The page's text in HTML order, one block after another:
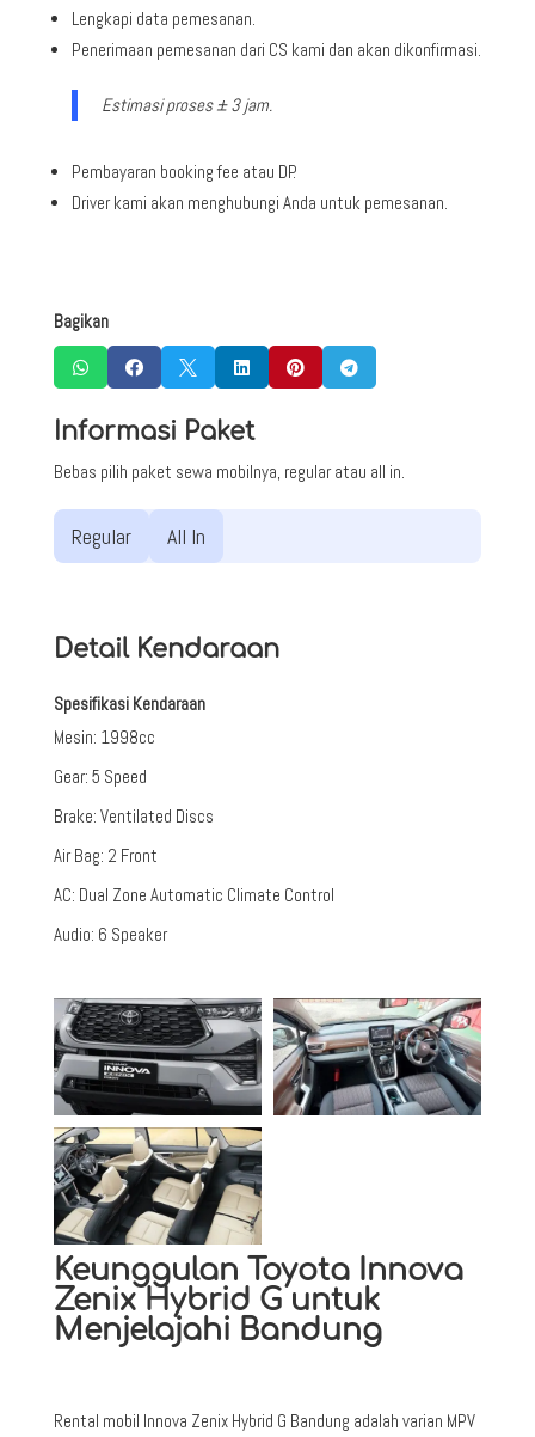
Lengkapi data pemesanan.
Penerimaan pemesanan dari CS kami dan akan dikonfirmasi.
Estimasi proses ± 3 jam.
Pembayaran booking fee atau DP.
Driver kami akan menghubungi Anda untuk pemesanan.
Bagikan
     
Informasi Paket
Bebas pilih paket sewa mobilnya, regular atau all in.
Regular All In
Detail Kendaraan
Spesifikasi Kendaraan
Mesin: 1998cc
Gear: 5 Speed
Brake: Ventilated Discs
Air Bag: 2 Front
AC: Dual Zone Automatic Climate Control
Audio: 6 Speaker
Keunggulan Toyota Innova
Zenix Hybrid G untuk
Menjelajahi Bandung
Rental mobil Innova Zenix Hybrid G Bandung adalah varian MPV